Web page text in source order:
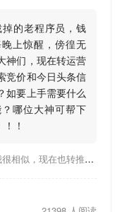
的老程序员，钱
上惊醒，傍徨无
神们，现在转运营
竞价和今日头条信
如要上手需要什么
哪位大神可帮下
！
老哥，你情况与2年前的我很相似，现在也转推广，这行有钱景，你有基础上手会比较快，不必担心。至于学竞价还是信息流哪个好，我是信息流广告入手，现在迷上靠谱推关注大神们的营销推广干货。有空你也可多泡下这站，真能学到不少东西；希望可以帮到你！